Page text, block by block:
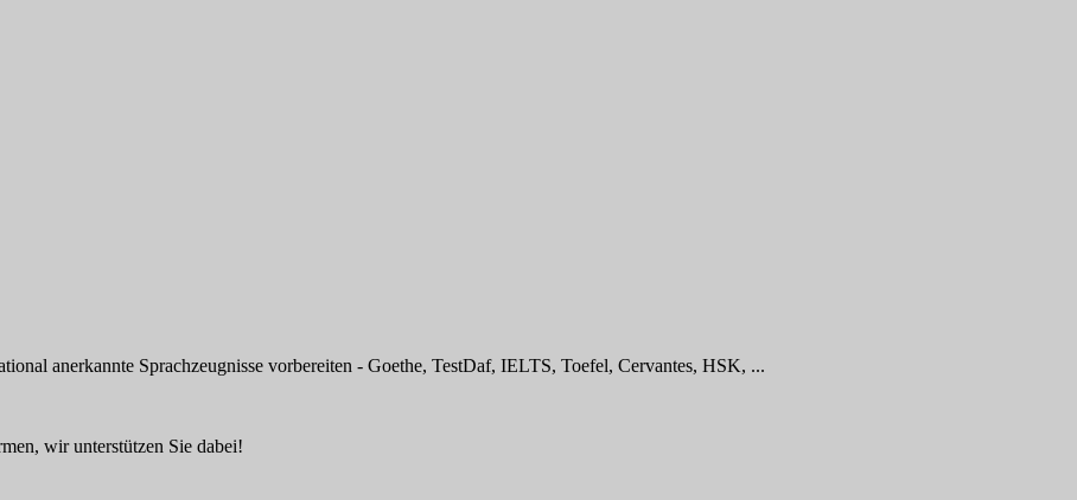
anerkannte Sprachzeugnisse vorbereiten - Goethe, TestDaf, IELTS, Toefel, Cervantes, HSK, ...
wir unterstützen Sie dabei!